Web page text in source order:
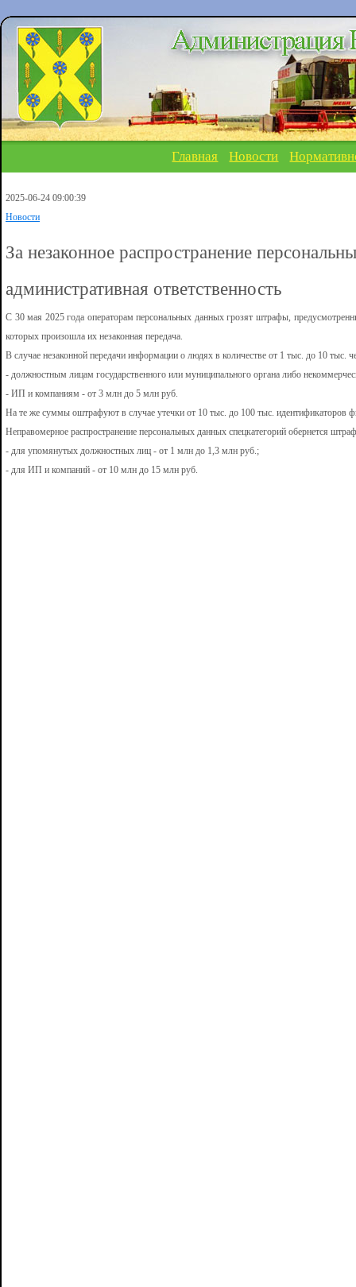
Главная Новости
2025-06-24 09:00:39
Новости
За незаконное распространение
административная ответственность
С 30 мая 2025 года операторам персональных данных грозят штрафы,
которых произошла их незаконная передача.
В случае незаконной передачи информации о людях в количестве от 1 тыс. до 10 тыс.
- должностным лицам государственного или муниципального органа либо
- ИП и компаниям - от 3 млн до 5 млн руб.
На те же суммы оштрафуют в случае утечки от 10 тыс. до 100 тыс. идентификаторов
Неправомерное распространение персональных данных спецкатегорий обернется
- для упомянутых должностных лиц - от 1 млн до 1,3 млн руб.;
- для ИП и компаний - от 10 млн до 15 млн руб.